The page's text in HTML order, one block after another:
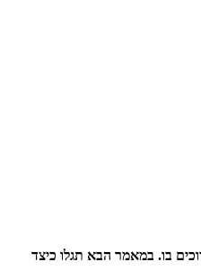
בו. במאמר הבא תגלו כיצד